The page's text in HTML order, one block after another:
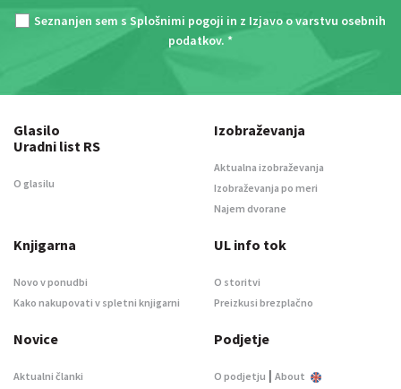
Seznanjen sem s Splošnimi pogoji in z Izjavo o varstvu osebnih
podatkov. *
Glasilo
Uradni list RS
O glasilu
Izobraževanja
Aktualna izobraževanja
Izobraževanja po meri
Najem dvorane
Knjigarna
Novo v ponudbi
Kako nakupovati v spletni knjigarni
UL info tok
O storitvi
Preizkusi brezplačno
Novice
Aktualni članki
Podjetje
O podjetju
About